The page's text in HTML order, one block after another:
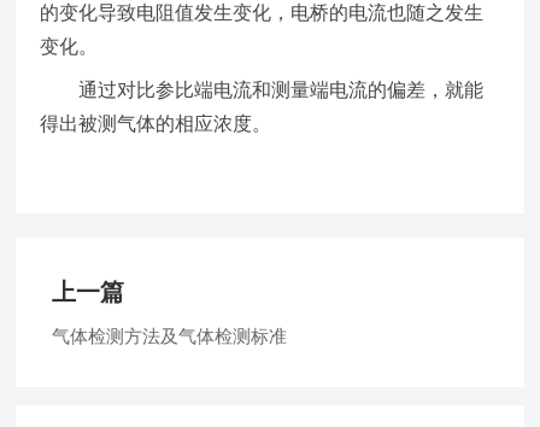
的变化导致电阻值发生变化，电桥的电流也随之发生
变化。
通过对比参比端电流和测量端电流的偏差，就能
得出被测气体的相应浓度。
上一篇
气体检测方法及气体检测标准